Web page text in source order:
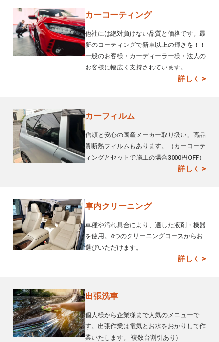
カーコーティング
他社には絶対負けない品質と価格です。最
新のコーティングで新車以上の輝きを！！
一般のお客様・カーディーラー様・法人の
お客様に幅広く支持されています。
詳しく >
カーフィルム
信頼と安心の国産メーカー取り扱い。高品
質断熱フィルムもあります。（カーコーテ
ィングとセットで施工の場合3000円OFF）
詳しく >
車内クリーニング
車種や汚れ具合により、適した液剤・機器
を使用。4つのクリーニングコースからお
選びいただけます。
詳しく >
出張洗車
個人様から企業様まで人気のメニューで
す。出張作業は電気とお水をおかりして作
業いたします。 複数台割引あり）